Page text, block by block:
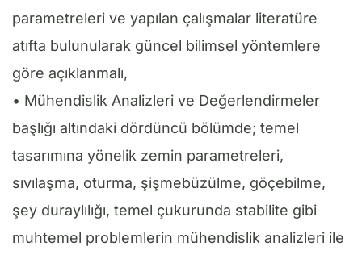
parametreleri ve yapılan çalışmalar literatüre
atıfta bulunularak güncel bilimsel yöntemlere
göre açıklanmalı,
• Mühendislik Analizleri ve Değerlendirmeler
başlığı altındaki dördüncü bölümde; temel
tasarımına yönelik zemin parametreleri,
sıvılaşma, oturma, şişmebüzülme, göçebilme,
şey duraylılığı, temel çukurunda stabilite gibi
muhtemel problemlerin mühendislik analizleri ile